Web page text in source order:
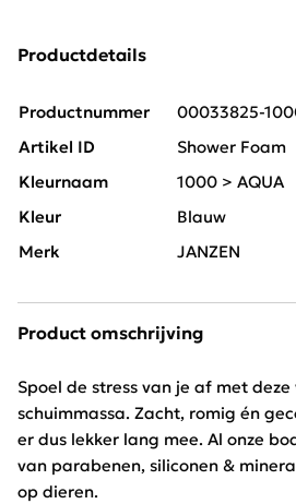
Productdetails
Productnummer
00033825-
Artikel ID
Shower Foam
Kleurnaam
1000 > AQUA
Kleur
Blauw
Merk
JANZEN
Product omschrijving
Spoel de stress van je af met
schuimmassa. Zacht, romig én
er dus lekker lang mee. Al onze
van parabenen, siliconen &
op dieren.